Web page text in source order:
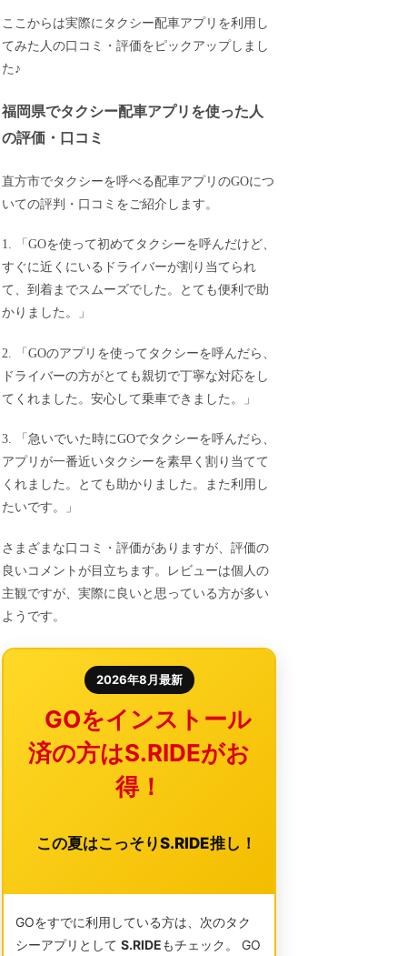
ここからは実際にタクシー配車アプリを利用し
てみた人の口コミ・評価をピックアップしまし
た♪
福岡県でタクシー配車アプリを使った人
の評価・口コミ
直方市でタクシーを呼べる配車アプリのGOにつ
いての評判・口コミをご紹介します。
1. 「GOを使って初めてタクシーを呼んだけど、
すぐに近くにいるドライバーが割り当てられ
て、到着までスムーズでした。とても便利で助
かりました。」
2. 「GOのアプリを使ってタクシーを呼んだら、
ドライバーの方がとても親切で丁寧な対応をし
てくれました。安心して乗車できました。」
3. 「急いでいた時にGOでタクシーを呼んだら、
アプリが一番近いタクシーを素早く割り当てて
くれました。とても助かりました。また利用し
たいです。」
さまざまな口コミ・評価がありますが、評価の
良いコメントが目立ちます。レビューは個人の
主観ですが、実際に良いと思っている方が多い
ようです。
2026年8月最新
GOをインストール
済の方はS.RIDEがお
得！
この夏はこっそりS.RIDE推し！
GOをすでに利用している方は、次のタク
シーアプリとしてS.RIDEもチェック。 GO